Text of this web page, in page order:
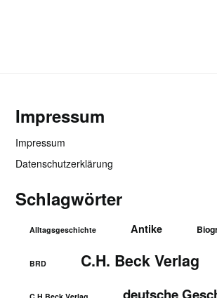
Impressum
Impressum
Datenschutzerklärung
Schlagwörter
Alltagsgeschichte Antike
BRD C.H. Beck Verlag